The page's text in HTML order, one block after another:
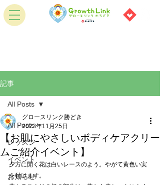
記事
All Posts
レッスン
イベント
お知らせ
All Posts
【お肌にやさしいボディケアクリー
ムご紹介イベント】
グロースリンク勝どき
2023年11月25日
夕方に開く花は白いレースのよう。やがて黄色い実
を付けます。